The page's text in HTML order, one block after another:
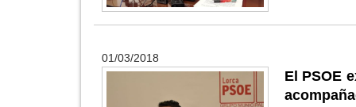
01/03/2018
El PSOE